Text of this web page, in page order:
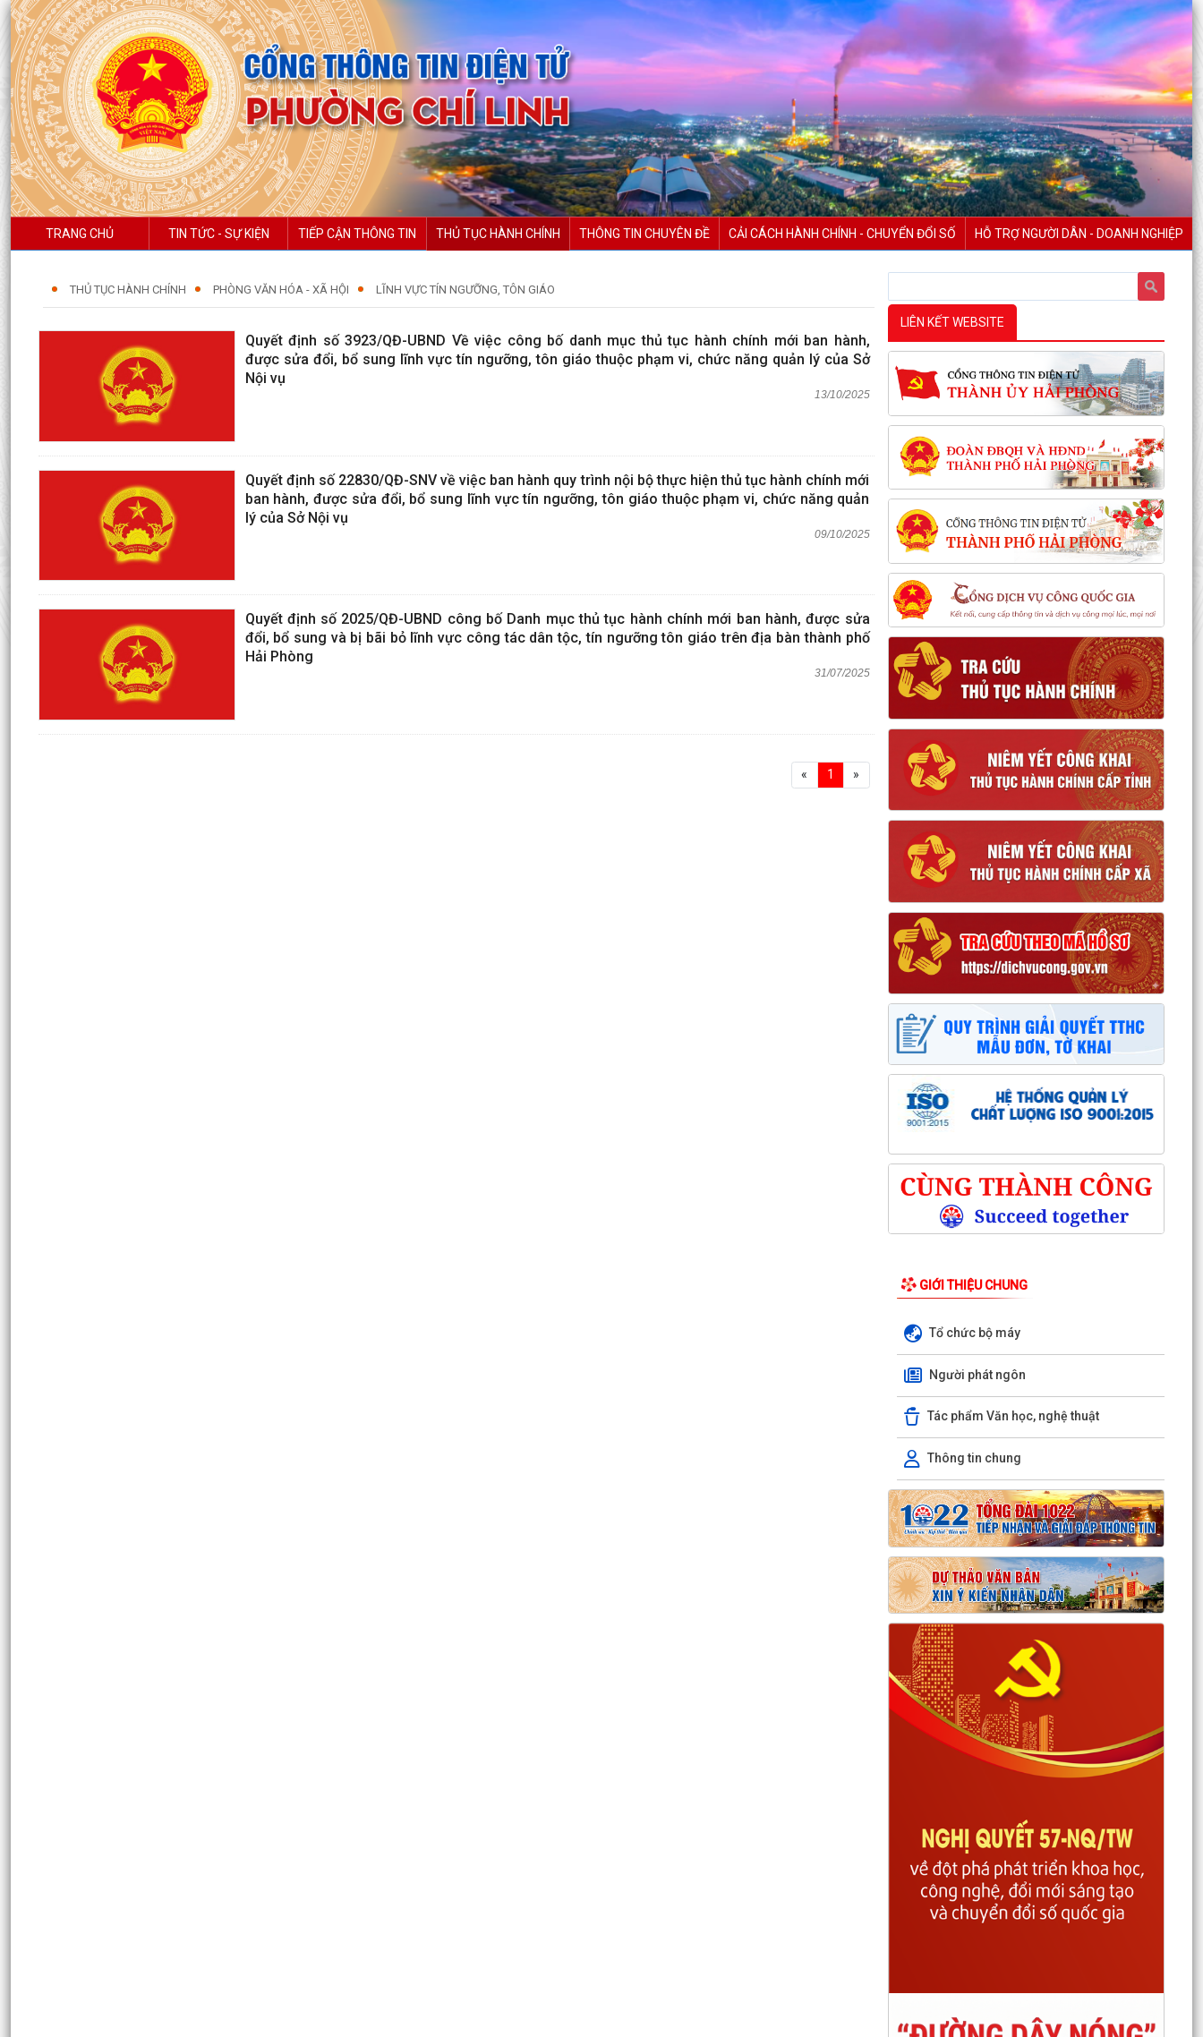
TRANG CHỦ TIN TỨC - SỰ KIỆN TIẾP CẬN THÔNG TIN THỦ TỤC HÀNH CHÍNH THÔNG TIN CHUYÊN ĐỀ CẢI CÁCH HÀNH CHÍNH - CHUYỂN ĐỔI SỐ HỖ TRỢ NGƯỜI DÂN - DOANH NGHIỆP
THỦ TỤC HÀNH CHÍNH PHÒNG VĂN HÓA - XÃ HỘI LĨNH VỰC TÍN NGƯỠNG, TÔN GIÁO
Quyết định số 3923/QĐ-UBND Về việc công bố danh mục thủ tục hành chính mới ban hành,
được sửa đổi, bổ sung lĩnh vực tín ngưỡng, tôn giáo thuộc phạm vi, chức năng quản lý của Sở
Nội vụ
13/10/2025
Quyết định số 22830/QĐ-SNV về việc ban hành quy trình nội bộ thực hiện thủ tục hành chính mới
ban hành, được sửa đổi, bổ sung lĩnh vực tín ngưỡng, tôn giáo thuộc phạm vi, chức năng quản
lý của Sở Nội vụ
09/10/2025
Quyết định số 2025/QĐ-UBND công bố Danh mục thủ tục hành chính mới ban hành, được sửa
đổi, bổ sung và bị bãi bỏ lĩnh vực công tác dân tộc, tín ngưỡng tôn giáo trên địa bàn thành phố
Hải Phòng
31/07/2025
« 1 »
LIÊN KẾT WEBSITE
GIỚI THIỆU CHUNG
Tổ chức bộ máy
Người phát ngôn
Tác phẩm Văn học, nghệ thuật
Thông tin chung